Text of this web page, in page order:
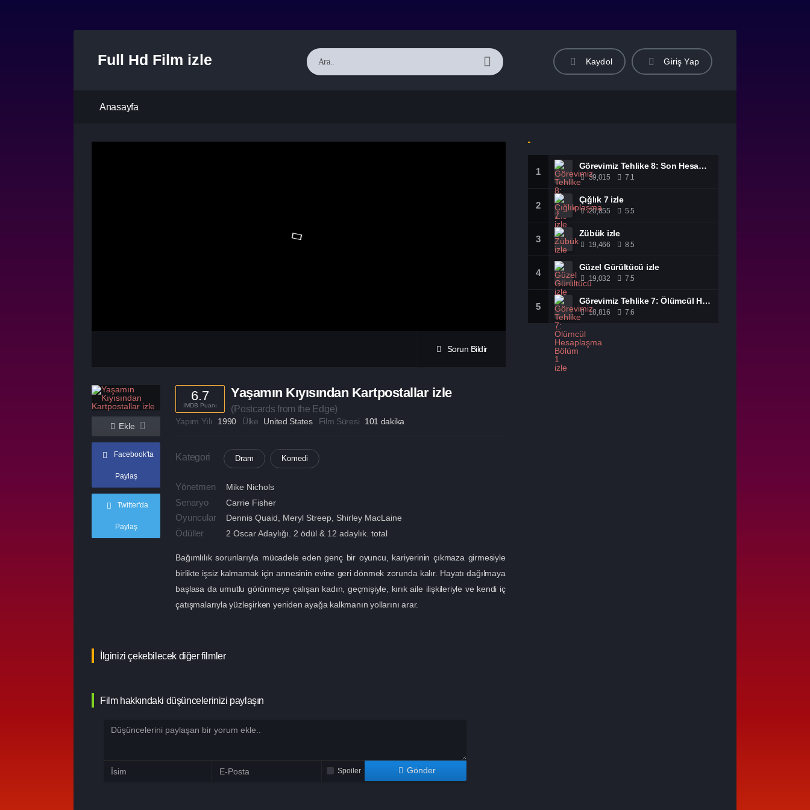
Full Hd Film izle Kaydol Giriş Yap
Anasayfa
Sorun Bildir
Ekle
Facebook'ta
Paylaş
Twitter'da
Paylaş
6.7
IMDB Puanı
Yaşamın Kıyısından Kartpostallar izle
(Postcards from the Edge)
Yapım Yılı 1990 Ülke United States Film Süresi 101 dakika
Kategori Dram Komedi
Yönetmen Mike Nichols
Senaryo Carrie Fisher
Oyuncular Dennis Quaid Meryl Streep Shirley MacLaine
Ödüller 2 Oscar Adaylığı. 2 ödül & 12 adaylık. total
Bağımlılık sorunlarıyla mücadele eden genç bir oyuncu, kariyerinin çıkmaza girmesiyle
birlikte işsiz kalmamak için annesinin evine geri dönmek zorunda kalır. Hayatı dağılmaya
başlasa da umutlu görünmeye çalışan kadın, geçmişiyle, kırık aile ilişkileriyle ve kendi iç
çatışmalarıyla yüzleşirken yeniden ayağa kalkmanın yollarını arar.
İlginizi çekebilecek diğer filmler
Film hakkındaki düşüncelerinizi paylaşın
Spoiler Gönder
1
Görevimiz Tehlike 8: Son Hesaplaşma izle
39,015 7.1
2
Çığlık 7 izle
20,855 5.5
3
Zübük izle
19,466 8.5
4
Güzel Gürültücü izle
19,032 7.5
5
Görevimiz Tehlike 7: Ölümcül Hesaplaşma Bölüm 1 izle
18,816 7.6